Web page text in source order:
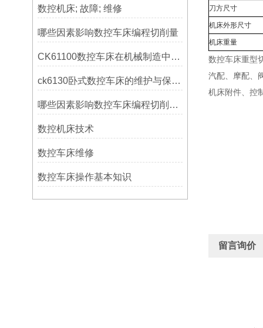
数控机床; 故障; 维修
哪些因素影响数控车床编程切削量
CK61100数控车床在机械制造中的实际表现
ck6130卧式数控车床的维护与保养策略
哪些因素影响数控车床编程切削量？
数控机床技术
数控车床维修
数控车床操作基本知识
刀方尺寸
机床外形尺寸
机床重量
数控车床重型
汽配、摩配、
机床附件、控
留言询价